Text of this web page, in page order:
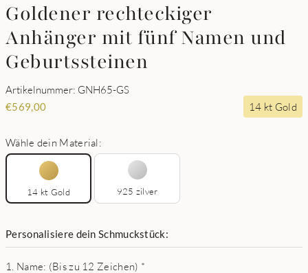
Goldener rechteckiger
Anhänger mit fünf Namen und
Geburtssteinen
Artikelnummer: GNH65-GS
€569,00 14 kt Gold
Wähle dein Material:
14 kt Gold 925 zilver
Personalisiere dein Schmuckstück:
1. Name: (Bis zu 12 Zeichen) *